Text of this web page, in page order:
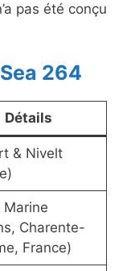
pas été conçu
264
Détails
& Nivelt
Charente-
France)